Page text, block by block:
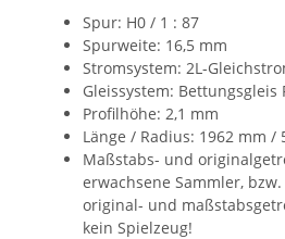
Spur: H0 / 1 : 87
Spurweite: 16,5 mm
Stromsystem: 2L-
Gleissystem: Bettungsgleis
Profilhöhe: 2,1 mm
Länge / Radius: 1962 mm /
Maßstabs- und
erwachsene Sammler,
original- und
kein Spielzeug!